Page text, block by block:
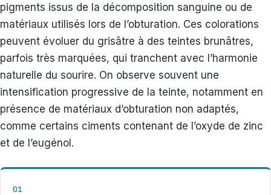
pigments issus de la décomposition sanguine ou de
matériaux utilisés lors de l’obturation. Ces colorations
peuvent évoluer du grisâtre à des teintes brunâtres,
parfois très marquées, qui tranchent avec l’harmonie
naturelle du sourire. On observe souvent une
intensification progressive de la teinte, notamment en
présence de matériaux d’obturation non adaptés,
comme certains ciments contenant de l’oxyde de zinc
et de l’eugénol.
01